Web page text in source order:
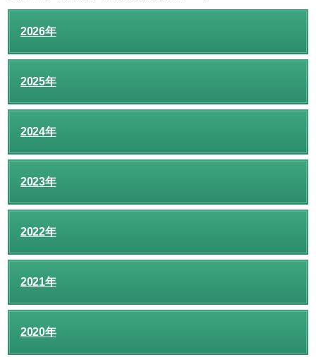
2026年
2025年
2024年
2023年
2022年
2021年
2020年